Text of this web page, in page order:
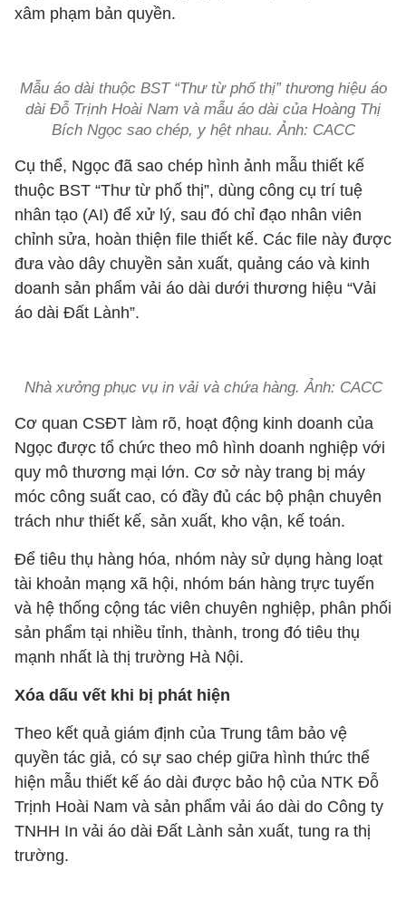
xâm phạm bản quyền.
Mẫu áo dài thuộc BST “Thư từ phố thị” thương hiệu áo
dài Đỗ Trịnh Hoài Nam và mẫu áo dài của Hoàng Thị
Bích Ngọc sao chép, y hệt nhau. Ảnh: CACC
Cụ thể, Ngọc đã sao chép hình ảnh mẫu thiết kế
thuộc BST “Thư từ phố thị”, dùng công cụ trí tuệ
nhân tạo (AI) để xử lý, sau đó chỉ đạo nhân viên
chỉnh sửa, hoàn thiện file thiết kế. Các file này được
đưa vào dây chuyền sản xuất, quảng cáo và kinh
doanh sản phẩm vải áo dài dưới thương hiệu “Vải
áo dài Đất Lành”.
Nhà xưởng phục vụ in vải và chứa hàng. Ảnh: CACC
Cơ quan CSĐT làm rõ, hoạt động kinh doanh của
Ngọc được tổ chức theo mô hình doanh nghiệp với
quy mô thương mại lớn. Cơ sở này trang bị máy
móc công suất cao, có đầy đủ các bộ phận chuyên
trách như thiết kế, sản xuất, kho vận, kế toán.
Để tiêu thụ hàng hóa, nhóm này sử dụng hàng loạt
tài khoản mạng xã hội, nhóm bán hàng trực tuyến
và hệ thống cộng tác viên chuyên nghiệp, phân phối
sản phẩm tại nhiều tỉnh, thành, trong đó tiêu thụ
mạnh nhất là thị trường Hà Nội.
Xóa dấu vết khi bị phát hiện
Theo kết quả giám định của Trung tâm bảo vệ
quyền tác giả, có sự sao chép giữa hình thức thể
hiện mẫu thiết kế áo dài được bảo hộ của NTK Đỗ
Trịnh Hoài Nam và sản phẩm vải áo dài do Công ty
TNHH In vải áo dài Đất Lành sản xuất, tung ra thị
trường.